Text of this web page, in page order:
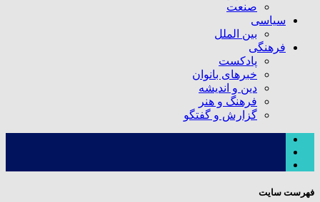
صنعت
سیاسی
بین الملل
فرهنگی
پادکست
خبرهای بانوان
دین و اندیشه
فرهنگ و هنر
گزارش و گفتگو
فهرست سایت